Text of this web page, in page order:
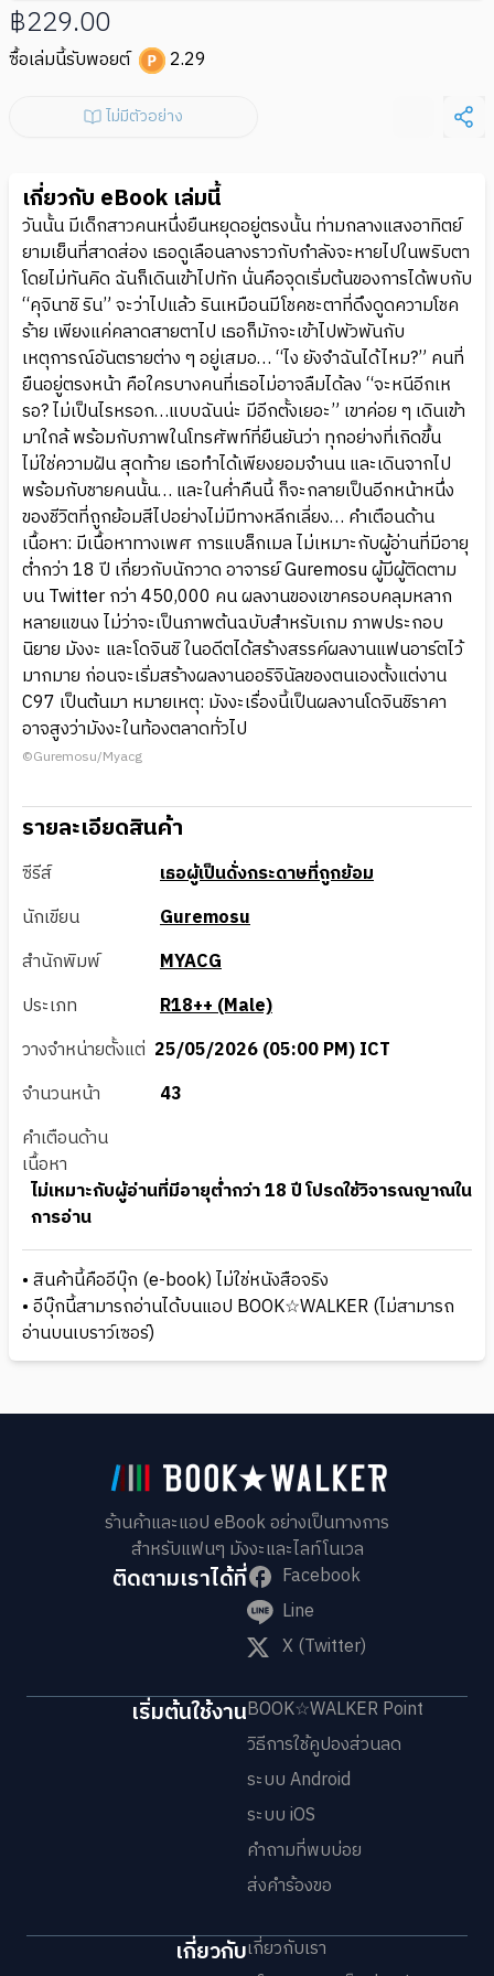
฿229.00
ซื้อเล่มนี้รับพอยต์ 2.29
ไม่มีตัวอย่าง
เกี่ยวกับ eBook เล่มนี้
วันนั้น มีเด็กสาวคนหนึ่งยืนหยุดอยู่ตรงนั้น ท่ามกลางแสงอาทิตย์
ยามเย็นที่สาดส่อง เธอดูเลือนลางราวกับกำลังจะหายไปในพริบตา
โดยไม่ทันคิด ฉันก็เดินเข้าไปทัก นั่นคือจุดเริ่มต้นของการได้พบกับ
“คุจินาชิ ริน” จะว่าไปแล้ว รินเหมือนมีโชคชะตาที่ดึงดูดความโชค
ร้าย เพียงแค่คลาดสายตาไป เธอก็มักจะเข้าไปพัวพันกับ
เหตุการณ์อันตรายต่าง ๆ อยู่เสมอ… “ไง ยังจำฉันได้ไหม?” คนที่
ยืนอยู่ตรงหน้า คือใครบางคนที่เธอไม่อาจลืมได้ลง “จะหนีอีกเห
รอ? ไม่เป็นไรหรอก…แบบฉันน่ะ มีอีกตั้งเยอะ” เขาค่อย ๆ เดินเข้า
มาใกล้ พร้อมกับภาพในโทรศัพท์ที่ยืนยันว่า ทุกอย่างที่เกิดขึ้น
ไม่ใช่ความฝัน สุดท้าย เธอทำได้เพียงยอมจำนน และเดินจากไป
พร้อมกับชายคนนั้น… และในค่ำคืนนี้ ก็จะกลายเป็นอีกหน้าหนึ่ง
ของชีวิตที่ถูกย้อมสีไปอย่างไม่มีทางหลีกเลี่ยง… คำเตือนด้าน
เนื้อหา: มีเนื้อหาทางเพศ การแบล็กเมล ไม่เหมาะกับผู้อ่านที่มีอายุ
ต่ำกว่า 18 ปี เกี่ยวกับนักวาด อาจารย์ Guremosu ผู้มีผู้ติดตาม
บน Twitter กว่า 450,000 คน ผลงานของเขาครอบคลุมหลาก
หลายแขนง ไม่ว่าจะเป็นภาพต้นฉบับสำหรับเกม ภาพประกอบ
นิยาย มังงะ และโดจินชิ ในอดีตได้สร้างสรรค์ผลงานแฟนอาร์ตไว้
มากมาย ก่อนจะเริ่มสร้างผลงานออริจินัลของตนเองตั้งแต่งาน
C97 เป็นต้นมา หมายเหตุ: มังงะเรื่องนี้เป็นผลงานโดจินชิราคา
อาจสูงว่ามังงะในท้องตลาดทั่วไป
©Guremosu/Myacg
รายละเอียดสินค้า
ซีรีส์
เธอผู้เป็นดั่งกระดาษที่ถูกย้อม
นักเขียน
Guremosu
สำนักพิมพ์
MYACG
ประเภท
R18++ (Male)
วางจำหน่ายตั้งแต่ 25/05/2026 (05:00 PM) ICT
จำนวนหน้า
43
คำเตือนด้าน
เนื้อหา
ไม่เหมาะกับผู้อ่านที่มีอายุต่ำกว่า 18 ปี โปรดใช้วิจารณญาณใน
การอ่าน
• สินค้านี้คืออีบุ๊ก (e-book) ไม่ใช่หนังสือจริง
• อีบุ๊กนี้สามารถอ่านได้บนแอป BOOK☆WALKER (ไม่สามารถ
อ่านบนเบราว์เซอร์)
ร้านค้าและแอป eBook อย่างเป็นทางการ
สำหรับแฟนๆ มังงะและไลท์โนเวล
ติดตามเราได้ที่
Facebook
Line
X (Twitter)
เริ่มต้นใช้งานBOOK☆WALKER Point
วิธีการใช้คูปองส่วนลด
ระบบ Android
ระบบ iOS
คำถามที่พบบ่อย
ส่งคำร้องขอ
เกี่ยวกับเกี่ยวกับเรา